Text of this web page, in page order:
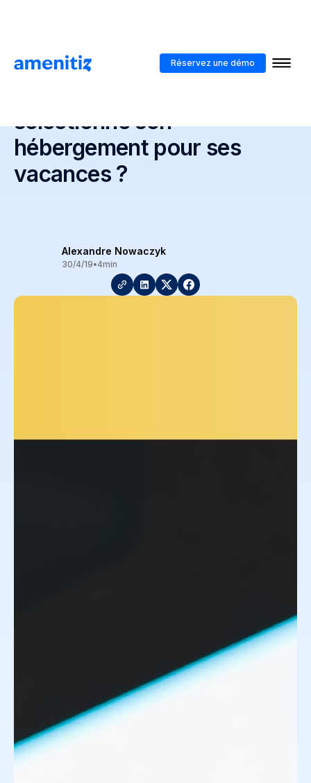
Réservez une démo
vacances ?
sélectionne son
hébergement pour ses
vacances ?
Alexandre Nowaczyk
30/4/19•4min